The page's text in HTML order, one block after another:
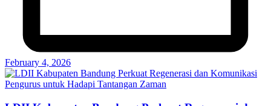
February 4, 2026